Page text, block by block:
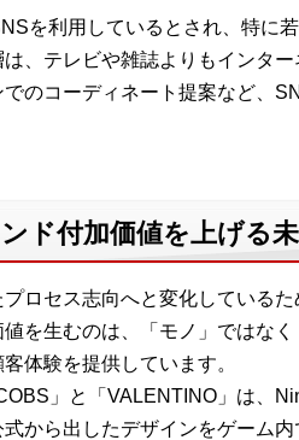
を利用しているとされ、特に
、テレビや雑誌よりもインタ
のコーディネート提案など、
ド付加価値を上げる
ロセス志向へと変化している
を生むのは、「モノ」ではな
体験を提供しています。
」と「VALENTINO」は、
から出したデザインをゲーム